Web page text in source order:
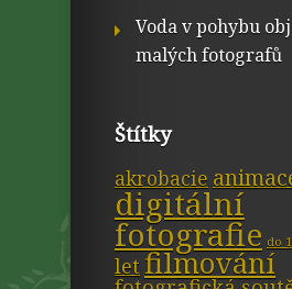
Voda v pohybu
malých fotografů
Štítky
akrobacie
digitální
fotografie do
let filmování